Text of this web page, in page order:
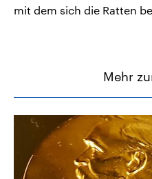
mit dem sich die Ratten
Mehr